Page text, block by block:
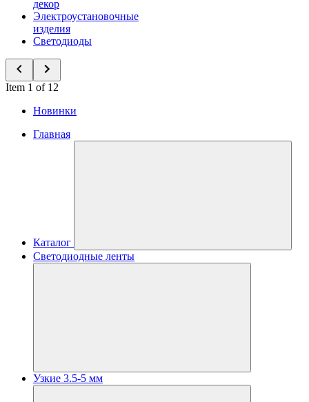
декор
Электроустановочные
изделия
Светодиоды
Item 1 of 12
Новинки
Главная
Каталог
Светодиодные ленты
Узкие 3.5-5 мм